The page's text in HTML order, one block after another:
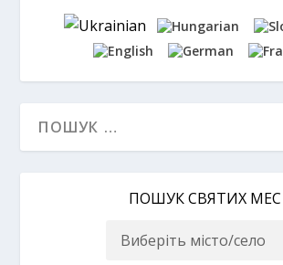
ПОШУК СВЯТИХ МЕС